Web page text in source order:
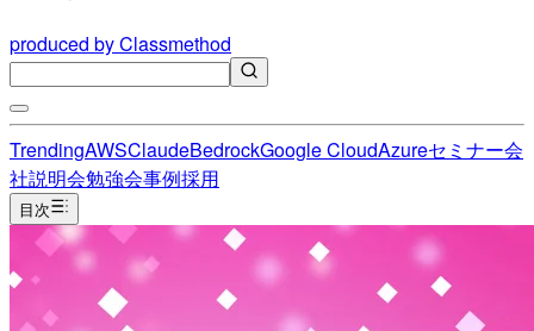
produced by Classmethod
TrendingAWSClaudeBedrockGoogle CloudAzureセミナー会
社説明会勉強会事例採用
目次